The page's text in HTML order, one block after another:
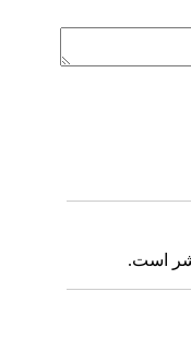
است.